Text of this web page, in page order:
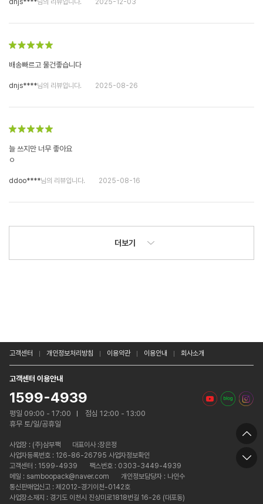
dnjs****님의 리뷰입니다. 2025-12-03
배송빠르고 물건좋습니다
dnjs****님의 리뷰입니다. 2025-08-26
늘 쓰지만 너무 좋아요
ㅇ
ddoo****님의 리뷰입니다. 2025-08-16
더보기
고객센터 개인정보처리방침 이용약관 이용안내 회사소개
고객센터 이용안내
1599-4939
평일 09:00 - 17:00
점심 12:00 - 13:00
휴무 토/일/공휴일
사업장 : (주)삼부팩
대표이사 :장은정
사업자등록번호 : 126-86-26795 사업자정보확인
고객센터 : 1599-4939
팩스번호 : 0303-3449-4939
메일 : samboopack@naver.com
개인정보담당자 : 나인수
통신판매업신고 : 제2012-경기이천-0142호
사업장소재지 : 경기도 이천시 진상미로1818번길 16-26 (대포동)